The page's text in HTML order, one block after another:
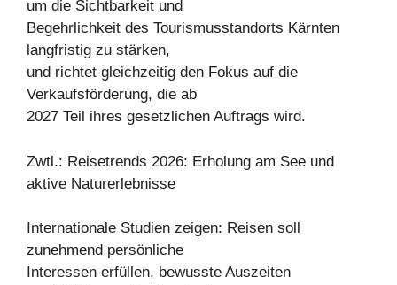
um die Sichtbarkeit und
Begehrlichkeit des Tourismusstandorts Kärnten
langfristig zu stärken,
und richtet gleichzeitig den Fokus auf die
Verkaufsförderung, die ab
2027 Teil ihres gesetzlichen Auftrags wird.
Zwtl.: Reisetrends 2026: Erholung am See und
aktive Naturerlebnisse
Internationale Studien zeigen: Reisen soll
zunehmend persönliche
Interessen erfüllen, bewusste Auszeiten